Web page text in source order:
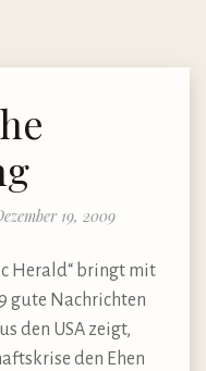
19, 2009
Herald“ bringt mit
gute Nachrichten
den USA zeigt,
den Ehen